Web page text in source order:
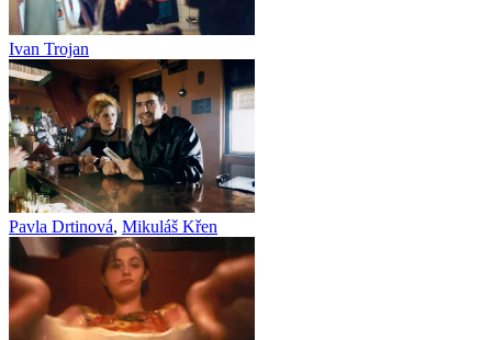
Ivan Trojan
Pavla Drtinová, Mikuláš Křen